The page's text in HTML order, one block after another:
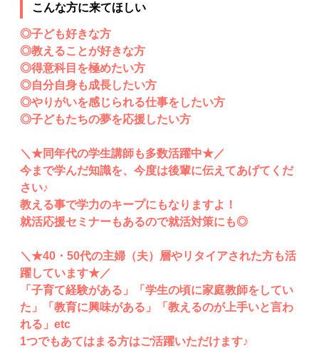
こんな方に来てほしい
◎子ども好きな方
◎教えることが好きな方
◎得意科目を極めたい方
◎自分自身も成長したい方
◎やりがいを感じられる仕事をしたい方
◎子どもたちの夢を応援したい方
＼★同年代の学生講師も多数活躍中★／
今まで学んだ知識を、今度は後輩に伝えてあげてくだ
さい♪
教える事で学力のキープにもなりますよ！
就活応援セミナーもあるので就活対策にも◎
＼★40・50代の主婦（夫）層やリタイアされた方も活
躍しています★／
「子育て経験がある」「学生の頃に家庭教師をしてい
た」「教育に興味がある」「教えるのが上手いと言わ
れる」etc
1つでもあてはまる方はご活躍いただけます♪